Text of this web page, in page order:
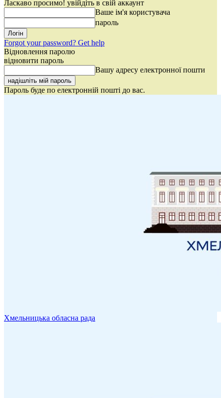
Ласкаво просимо! увійдіть в свій аккаунт
Ваше ім'я користувача
пароль
Forgot your password? Get help
Відновлення паролю
відновити пароль
Вашу адресу електронної пошти
Пароль буде по електронній пошті до вас.
Хмельницька обласна рада